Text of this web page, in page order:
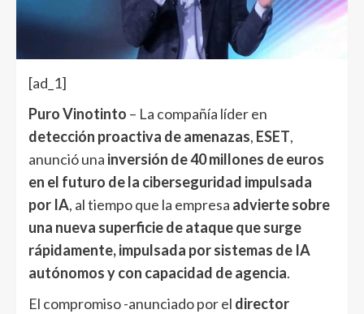
[ad_1]
Puro Vinotinto – La compañía líder en
detección proactiva de amenazas, ESET,
anunció una inversión de 40 millones de euros
en el futuro de la ciberseguridad impulsada
por IA, al tiempo que la empresa advierte sobre
una nueva superficie de ataque que surge
rápidamente, impulsada por sistemas de IA
autónomos y con capacidad de agencia.
El compromiso -anunciado por el director